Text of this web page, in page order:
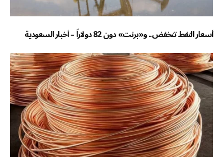
أسعار النفط تنخفض.. و«برنت» دون 82 دولاراً – أخبار السعودية